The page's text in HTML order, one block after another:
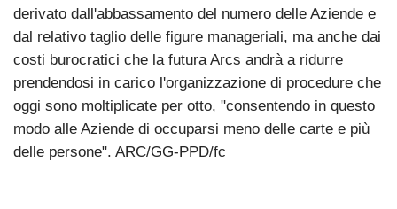
derivato dall'abbassamento del numero delle Aziende e
dal relativo taglio delle figure manageriali, ma anche dai
costi burocratici che la futura Arcs andrà a ridurre
prendendosi in carico l'organizzazione di procedure che
oggi sono moltiplicate per otto, "consentendo in questo
modo alle Aziende di occuparsi meno delle carte e più
delle persone". ARC/GG-PPD/fc